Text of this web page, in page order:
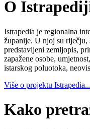
O
Istrapedia je regionalna
županije. U njoj su
predstavljeni zemljopis,
zapažene osobe,
istarskog poluotoka,
Više o projektu Istrapedia...
Kako